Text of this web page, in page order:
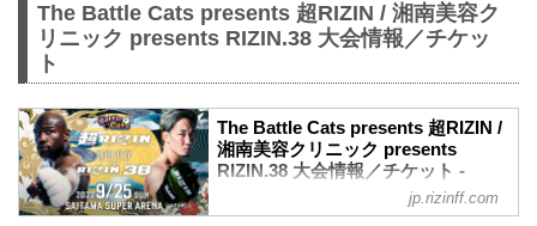
The Battle Cats presents 超RIZIN / 湘南美容ク
リニック presents RIZIN.38 大会情報／チケッ
ト
The Battle Cats presents 超RIZIN /
湘南美容クリニック presents
RIZIN.38 大会情報／チケット -
RIZIN FIGHTING FEDERATION オ
フィシャルサイト
jp.rizinff.com